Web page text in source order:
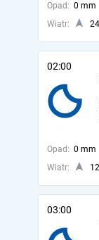
Opad: 0 mm
Wiatr:
02:00
Opad: 0 mm
Wiatr:
03:00